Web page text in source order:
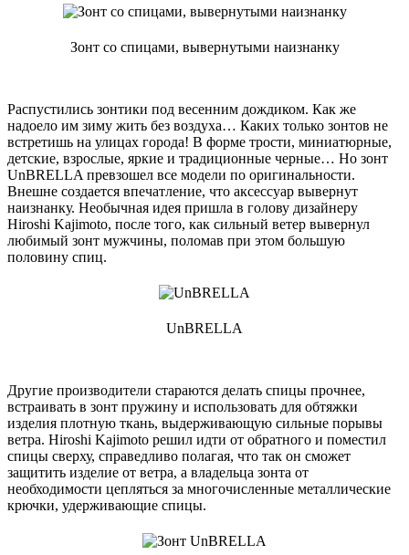
Зонт со спицами, вывернутыми наизнанку
Распустились зонтики под весенним дождиком. Как же
надоело им зиму жить без воздуха… Каких только зонтов не
встретишь на улицах города! В форме трости, миниатюрные,
детские, взрослые, яркие и традиционные черные… Но зонт
UnBRELLA превзошел все модели по оригинальности.
Внешне создается впечатление, что аксессуар вывернут
наизнанку. Необычная идея пришла в голову дизайнеру
Hiroshi Kajimoto, после того, как сильный ветер вывернул
любимый зонт мужчины, поломав при этом большую
половину спиц.
UnBRELLA
Другие производители стараются делать спицы прочнее,
встраивать в зонт пружину и использовать для обтяжки
изделия плотную ткань, выдерживающую сильные порывы
ветра. Hiroshi Kajimoto решил идти от обратного и поместил
спицы сверху, справедливо полагая, что так он сможет
защитить изделие от ветра, а владельца зонта от
необходимости цепляться за многочисленные металлические
крючки, удерживающие спицы.